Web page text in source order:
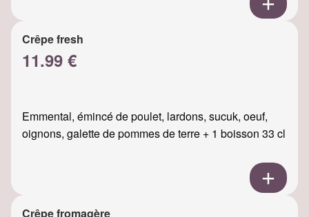
Crêpe fresh
11.99 €
Emmental, émincé de poulet, lardons, sucuk, oeuf,
oignons, galette de pommes de terre + 1 boisson 33 cl
Crêpe fromagère